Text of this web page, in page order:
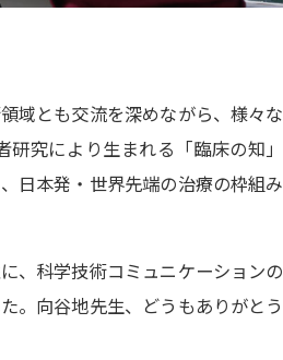
域とも交流を深めながら、様々な
究により生まれる「臨床の知」
日本発・世界先端の治療の枠組み
、科学技術コミュニケーションの
。向谷地先生、どうもありがとう